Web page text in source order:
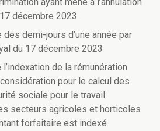
décembre 2023
demi-jours d’une année par
du 17 décembre 2023
de la rémunération
pour le calcul des
sociale pour le travail
secteurs agricoles et horticoles
forfaitaire est indexé